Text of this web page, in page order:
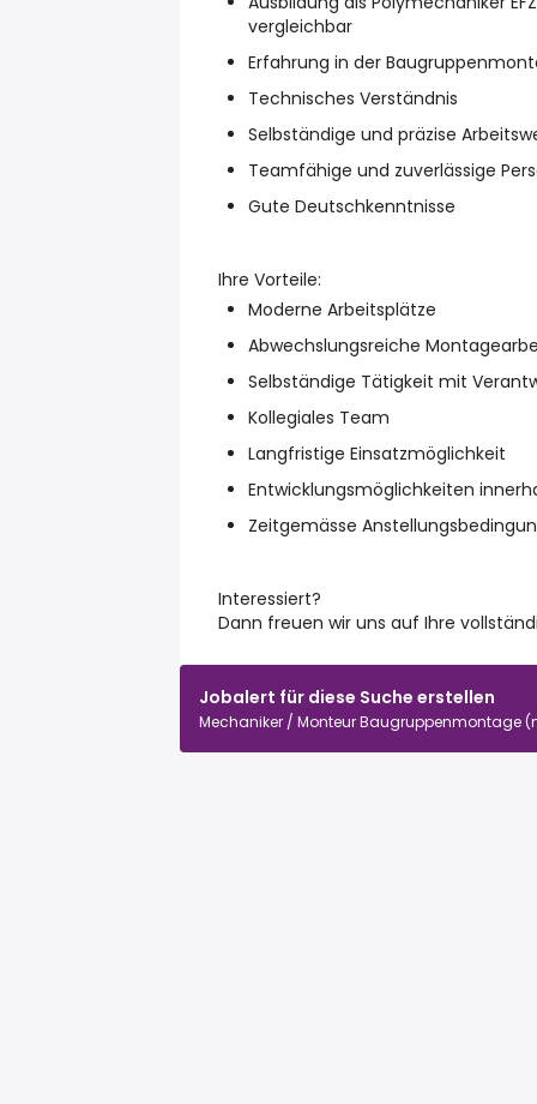
vergleichbar
Erfahrung in der
Technisches Verständnis
Selbständige und präzise
Teamfähige und zuverlässige
Gute Deutschkenntnisse
Ihre Vorteile:
Moderne Arbeitsplätze
Abwechslungsreiche
Selbständige Tätigkeit mit
Kollegiales Team
Langfristige Einsatzmöglichkeit
Entwicklungsmöglichkeiten
Zeitgemässe
Interessiert?
Dann freuen wir uns auf Ihre
Jobalert für diese Suche erstellen
Mechaniker / Monteur Baugruppenmontage